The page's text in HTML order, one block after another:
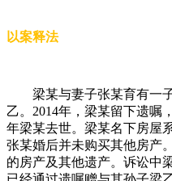
以案释法
梁某与妻子张某育有一子
乙。2014年，梁某留下遗嘱
年梁某去世。梁某名下房屋
张某婚后并未购买其他房产
的房产及其他遗产。诉讼中